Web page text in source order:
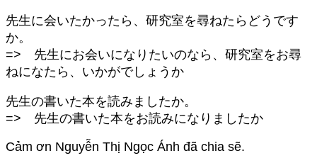
先生に会いたかったら、研究室を尋ねたらどうです
か。
=> 先生にお会いになりたいのなら、研究室をお尋
ねになたら、いかがでしょうか
先生の書いた本を読みましたか。
=> 先生の書いた本をお読みになりましたか
Cảm ơn Nguyễn Thị Ngọc Ánh đã chia sẽ.